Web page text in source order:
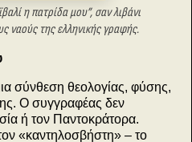
η πατρίδα μου”, σαν λιβάνι
ναούς της ελληνικής γραφής.
σύνθεση θεολογίας, φύσης,
Ο συγγραφέας δεν
ή τον Παντοκράτορα.
τον «καντηλοσβήστη» – το